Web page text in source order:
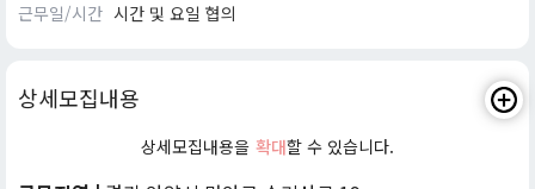
근무일/시간 시간 및 요일 협의
상세모집내용
상세모집내용을 확대할 수 있습니다.